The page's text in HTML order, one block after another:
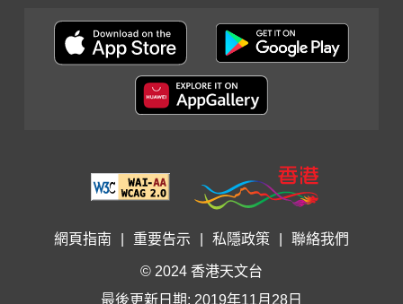
網頁指南 重要告示 私隱政策 聯絡我們
© 2024 香港天文台
最後更新日期: 2019年11月28日